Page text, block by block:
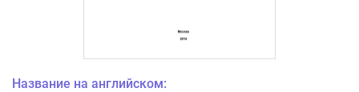
Название на английском: